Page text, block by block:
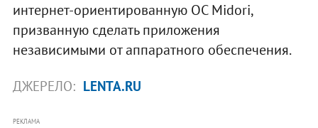
интернет-ориентированную ОС Midori,
призванную сделать приложения
независимыми от аппаратного обеспечения.
ДЖЕРЕЛО: LENTA.RU
РЕКЛАМА